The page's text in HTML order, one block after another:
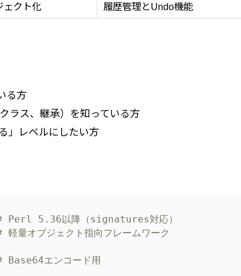
ェクト化 履歴管理とUndo機能
る方
ラス、継承）を知っている方
」レベルにしたい方
Perl 5.36以降（signatures対応）
軽量オブジェクト指向フレームワーク
Base64エンコード用